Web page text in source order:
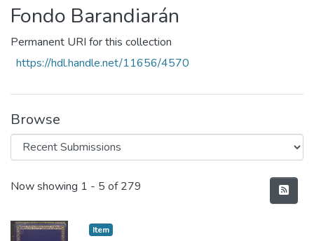
All of DSpace
Statistics
Fondo Barandiarán
Permanent URI for this collection
https://hdl.handle.net/11656/4570
Browse
Recent Submissions
Now showing 1 - 5 of 279
Item